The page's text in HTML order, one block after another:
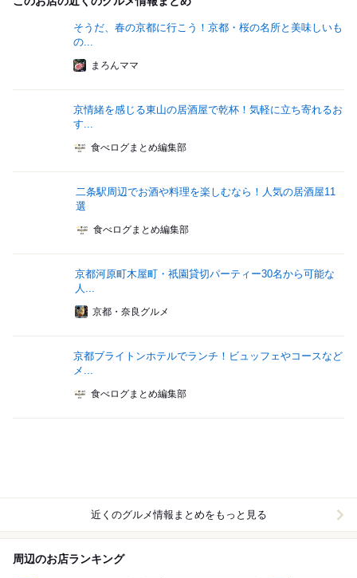
そうだ、春の京都に行こう！京都・桜の名所と美味しいも
の...
まろんママ
京情緒を感じる東山の居酒屋で乾杯！気軽に立ち寄れるお
す...
食べログまとめ編集部
二条駅周辺でお酒や料理を楽しむなら！人気の居酒屋11
選
食べログまとめ編集部
京都河原町木屋町・祇園貸切パーティー30名から可能な
人...
京都・奈良グルメ
京都ブライトンホテルでランチ！ビュッフェやコースなど
メ...
食べログまとめ編集部
近くのグルメ情報まとめをもっと見る
周辺のお店ランキング